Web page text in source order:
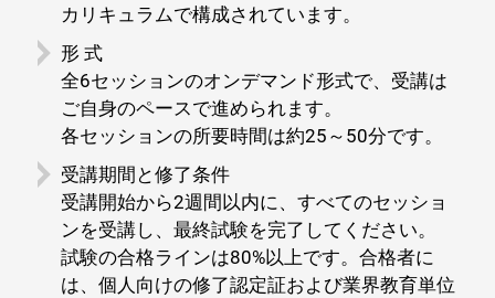
カリキュラムで構成されています。
形 式
全6セッションのオンデマンド形式で、受講は
ご自身のペースで進められます。
各セッションの所要時間は約25～50分です。
受講期間と修了条件
受講開始から2週間以内に、すべてのセッショ
ンを受講し、最終試験を完了してください。
試験の合格ラインは80%以上です。合格者に
は、個人向けの修了認定証および業界教育単位